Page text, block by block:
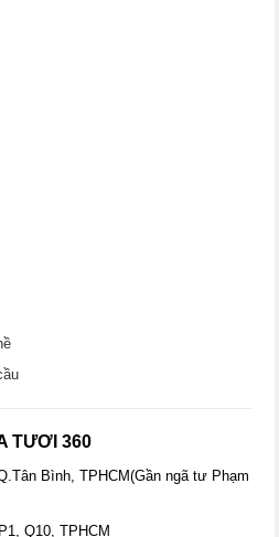
TƯƠI 360
Bình, TPHCM(Gần ngã tư Phạm
Q10, TPHCM